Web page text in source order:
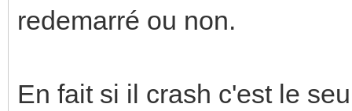
redemarré ou non.
En fait si il crash c'est le